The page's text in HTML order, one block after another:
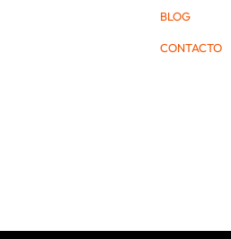
BLOG
CONTACTO